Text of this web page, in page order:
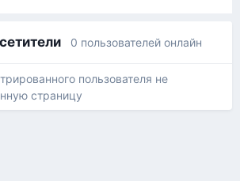
0 пользователей онлайн
пользователя не
страницу